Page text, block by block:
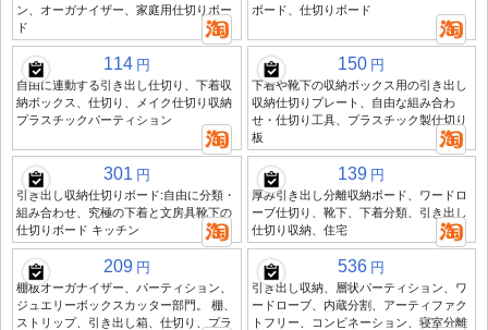
ン、オーガナイザー、家庭用仕切りボー
ド
ボード、仕切りボード
114 円
自由に連動する引き出し仕切り、下着収
納ボックス、仕切り、メイク仕切り収納
プラスチックパーティション
150 円
下着や靴下の収納ボックス用の引き出し
収納仕切りプレート、自由な組み合わ
せ・仕切り工具、プラスチック製仕切り
板
301 円
引き出し収納仕切りボード:自由に分類・
組み合わせ、究極の下着と文房具靴下の
仕切りボード キッチン
139 円
厚み引き出し分離収納ボード、ワードロ
ーブ仕切り、靴下、下着分類、引き出し
仕切り収納、住宅
209 円
棚板オーガナイザー、パーティション、
ジュエリーボックスカッター部門。 棚、
ストリップ、引き出し箱、仕切り、プラ
536 円
引き出し収納、層状パーティション、ワ
ードローブ、内蔵分割、アーティファク
トフリー、コンビネーション、寝室分離